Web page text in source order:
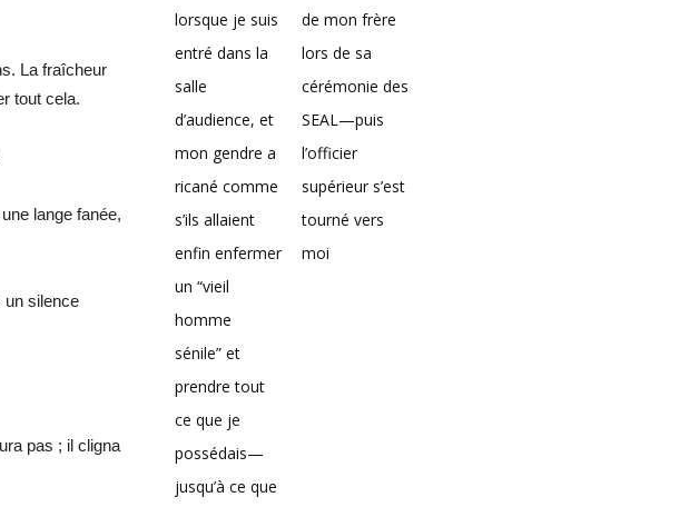
La fraîcheur
tout cela.
lange fanée,
un silence
pas ; il cligna
lorsque je suis
entré dans la
salle
d’audience, et
mon gendre a
ricané comme
s’ils allaient
enfin enfermer
un “vieil
homme
sénile” et
prendre tout
ce que je
possédais—
jusqu’à ce que
de mon frère
lors de sa
cérémonie des
SEAL—puis
l’officier
supérieur s’est
tourné vers
moi